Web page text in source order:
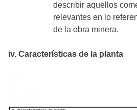
describir aquellos
relevantes en lo
de la obra minera.
iv. Características de la planta